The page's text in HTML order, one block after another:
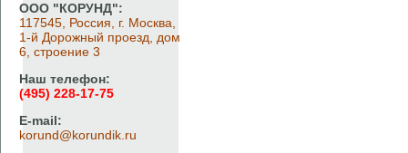
ООО "КОРУНД":
117545, Россия, г. Москва,
1-й Дорожный проезд, дом
6, строение 3
Наш телефон:
(495) 228-17-75
E-mail:
korund@korundik.ru